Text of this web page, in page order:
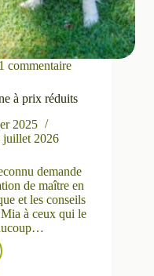
1 commentaire
à prix réduits
2025
juillet 2026
demande
de maître en
et les conseils
Mia à ceux qui le